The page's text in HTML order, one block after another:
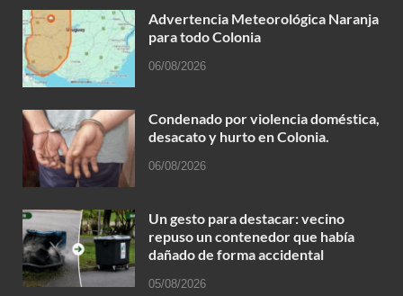
Advertencia Meteorológica Naranja
para todo Colonia
06/08/2026
Condenado por violencia doméstica,
desacato y hurto en Colonia.
06/08/2026
Un gesto para destacar: vecino
repuso un contenedor que había
dañado de forma accidental
05/08/2026